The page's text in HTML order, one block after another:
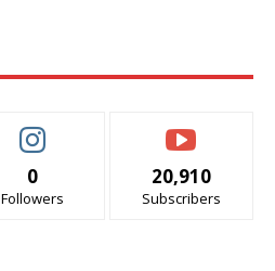
0
Followers
20,910
Subscribers